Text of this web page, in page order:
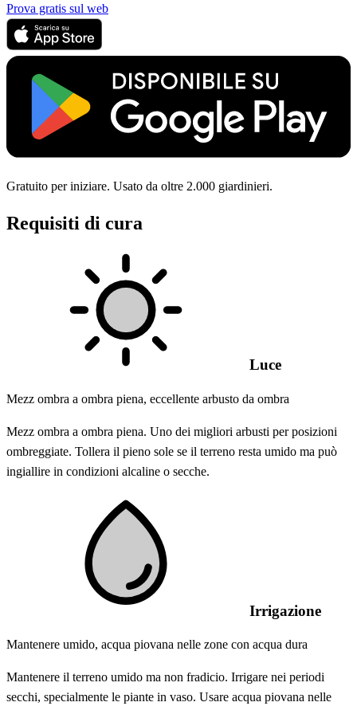
Prova gratis sul web
Gratuito per iniziare. Usato da oltre 2.000 giardinieri.
Requisiti di cura
Luce
Mezz ombra a ombra piena, eccellente arbusto da ombra
Mezz ombra a ombra piena. Uno dei migliori arbusti per posizioni
ombreggiate. Tollera il pieno sole se il terreno resta umido ma può
ingiallire in condizioni alcaline o secche.
Irrigazione
Mantenere umido, acqua piovana nelle zone con acqua dura
Mantenere il terreno umido ma non fradicio. Irrigare nei periodi
secchi, specialmente le piante in vaso. Usare acqua piovana nelle